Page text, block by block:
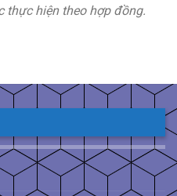
thực hiện theo hợp đồng.